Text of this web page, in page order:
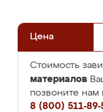
Цена
Стоимость
материалов
позвоните
8 (800) 511-89-